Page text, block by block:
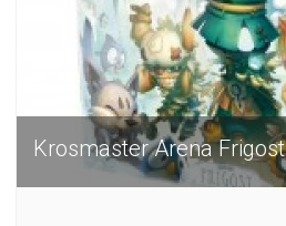
Krosmaster Arena Frigost